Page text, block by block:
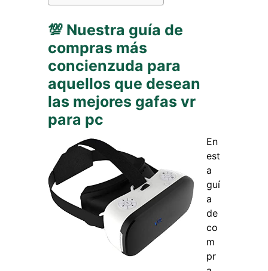
💯 Nuestra guía de
compras más
concienzuda para
aquellos que desean
las mejores gafas vr
para pc
En
est
a
guí
a
de
co
m
pr